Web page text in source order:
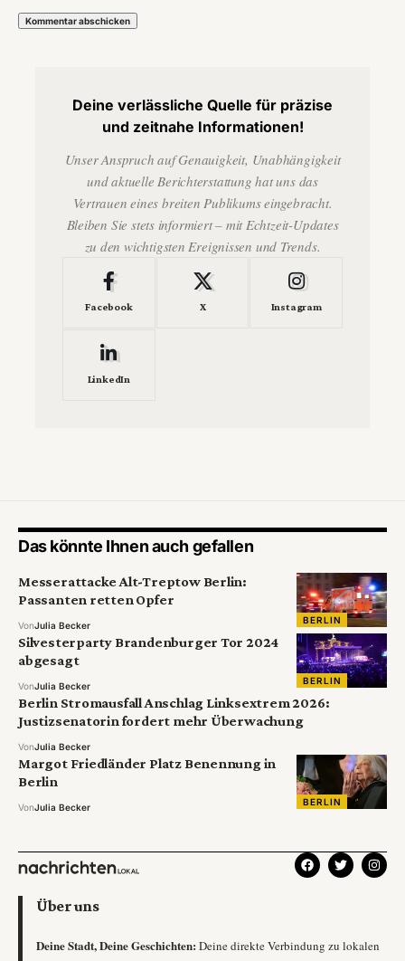
Deine verlässliche Quelle für präzise
und zeitnahe Informationen!
Unser Anspruch auf Genauigkeit, Unabhängigkeit
und aktuelle Berichterstattung hat uns das
Vertrauen eines breiten Publikums eingebracht.
Bleiben Sie stets informiert – mit Echtzeit-Updates
zu den wichtigsten Ereignissen und Trends.
Facebook X Instagram
LinkedIn
Das könnte Ihnen auch gefallen
BERLIN
Messerattacke Alt-Treptow Berlin:
Passanten retten Opfer
VonJulia Becker
BERLIN
Silvesterparty Brandenburger Tor 2024
abgesagt
VonJulia Becker
Berlin Stromausfall Anschlag Linksextrem 2026:
Justizsenatorin fordert mehr Überwachung
VonJulia Becker
BERLIN
Margot Friedländer Platz Benennung in
Berlin
VonJulia Becker
Über uns
Deine Stadt, Deine Geschichten: Deine direkte Verbindung zu lokalen